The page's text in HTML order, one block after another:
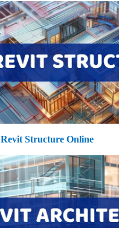
Structure Online